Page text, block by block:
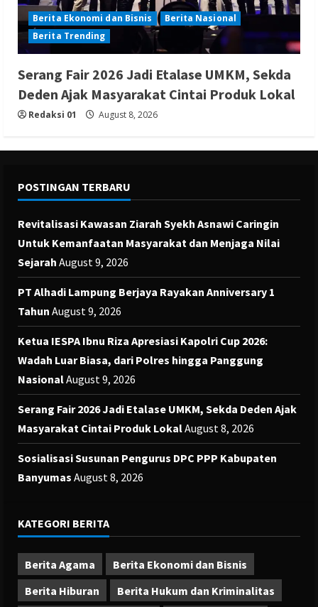
Berita Ekonomi dan Bisnis
Berita Nasional
Berita Trending
Serang Fair 2026 Jadi Etalase UMKM, Sekda
Deden Ajak Masyarakat Cintai Produk Lokal
Redaksi 01 August 8, 2026
POSTINGAN TERBARU
Revitalisasi Kawasan Ziarah Syekh Asnawi Caringin
Untuk Kemanfaatan Masyarakat dan Menjaga Nilai
Sejarah August 9, 2026
PT Alhadi Lampung Berjaya Rayakan Anniversary 1
Tahun August 9, 2026
Ketua IESPA Ibnu Riza Apresiasi Kapolri Cup 2026:
Wadah Luar Biasa, dari Polres hingga Panggung
NasionalAugust 9, 2026
Serang Fair 2026 Jadi Etalase UMKM, Sekda Deden Ajak
Masyarakat Cintai Produk LokalAugust 8, 2026
Sosialisasi Susunan Pengurus DPC PPP Kabupaten
Banyumas August 8, 2026
KATEGORI BERITA
Berita Agama
Berita Ekonomi dan Bisnis
Berita Hiburan
Berita Hukum dan Kriminalitas